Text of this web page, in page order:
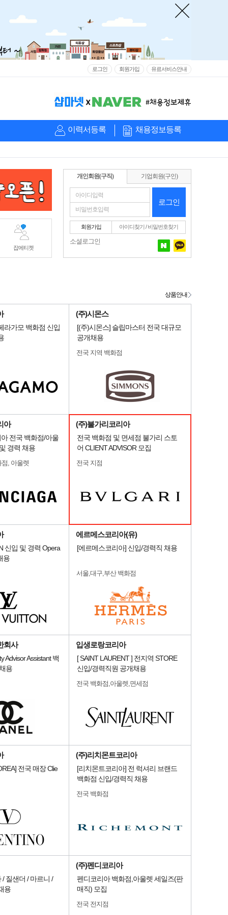
로그인 회원가입 유료서비스안내
이력서등록 채용정보등록
잡에티켓
개인회원(구직) 기업회원(구인)
로그인
회원가입 아이디찾기/비밀번호찾기
소셜로그인
라가모 백화점 신입
(주)시몬스
[(주)시몬스] 슬립마스터 전국 대규모
공개채용
전국 지역 백화점
아
전국 백화점/아울
경력 채용
, 아울렛
(주)불가리코리아
전국 백화점 및 면세점 불가리 스토
어 CLIENT ADVISOR 모집
전국 지점
신입 및 경력 Opera
용
에르메스코리아(유)
[에르메스코리아] 신입/경력직 채용
서울,대구,부산 백화점
회사
Advisor Assistant 백
용
입생로랑코리아
[ SAINT LAURENT ] 전지역 STORE
신입/경력직원 공개채용
전국 백화점,아울렛,면세점
전국 매장 Clie
(주)리치몬트코리아
[리치몬트코리아] 전 럭셔리 브랜드
백화점 신입/경력직 채용
전국 백화점
질샌더 / 마르니 /
용
(주)펜디코리아
펜디코리아 백화점,아울렛 세일즈(판
매직) 모집
전국 전지점
상품안내